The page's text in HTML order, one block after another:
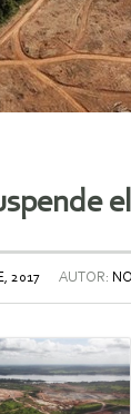
2017 AUTOR: